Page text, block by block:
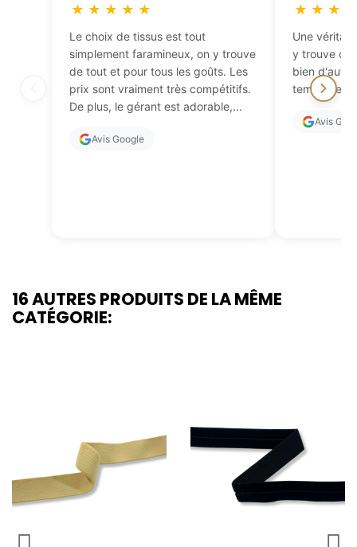
★ ★ ★ ★ ★
Le choix de tissus est tout
simplement faramineux, on y trouve
de tout et pour tous les goûts. Les
prix sont vraiment très compétitifs.
De plus, le gérant est adorable,...
Avis Google
★ ★ ★
Une
y trouve de
bien
temps de
Avis
16 AUTRES PRODUITS DE LA MÊME
CATÉGORIE: